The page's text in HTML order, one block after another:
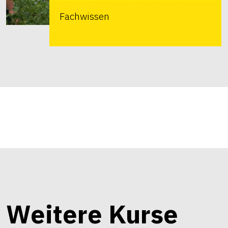
Fachwissen
Weitere Kurse